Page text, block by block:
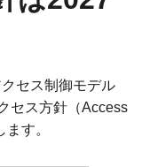
セス制御モデル
セス方針（Access
す。